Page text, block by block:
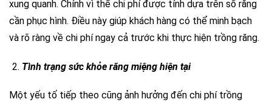
xung quanh. Chính vì thế chi phí được tính dựa trên số răng
cần phục hình. Điều này giúp khách hàng có thể minh bạch
và rõ ràng về chi phí ngay cả trước khi thực hiện trồng răng.
Tình trạng sức khỏe răng miệng hiện tại
Một yếu tố tiếp theo cũng ảnh hưởng đến chi phí trồng